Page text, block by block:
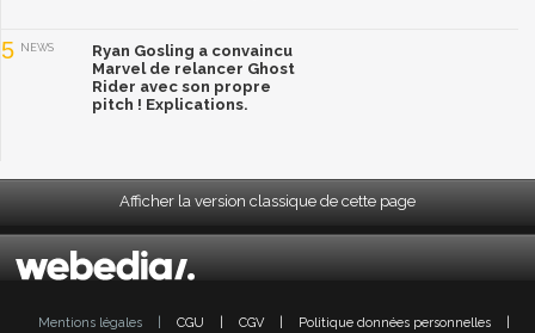
5 NEWS
Ryan Gosling a convaincu
Marvel de relancer Ghost
Rider avec son propre
pitch ! Explications.
Afficher la version classique de cette page
Mentions légales CGU CGV Politique données personnelles